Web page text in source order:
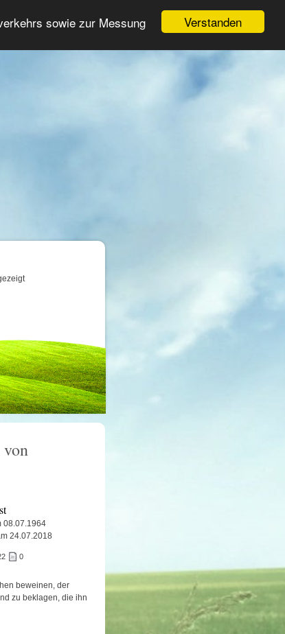
Verstanden
sowie zur Messung
08.07.1964
24.07.2018
0
beweinen, der
zu beklagen, die ihn